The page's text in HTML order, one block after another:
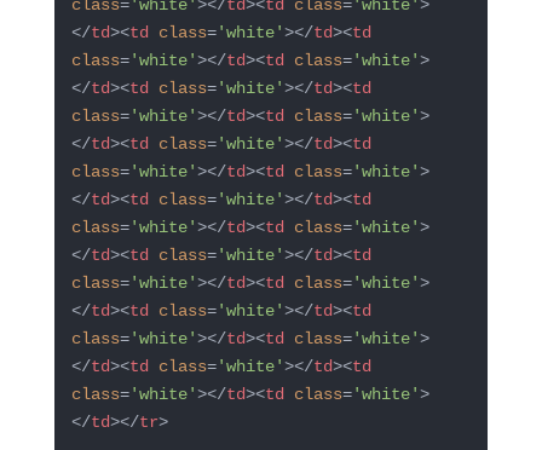
class='white'></td><td class='white'>
</td><td class='white'></td><td
class='white'></td><td class='white'>
</td><td class='white'></td><td
class='white'></td><td class='white'>
</td><td class='white'></td><td
class='white'></td><td class='white'>
</td><td class='white'></td><td
class='white'></td><td class='white'>
</td><td class='white'></td><td
class='white'></td><td class='white'>
</td><td class='white'></td><td
class='white'></td><td class='white'>
</td><td class='white'></td><td
class='white'></td><td class='white'>
</td></tr>